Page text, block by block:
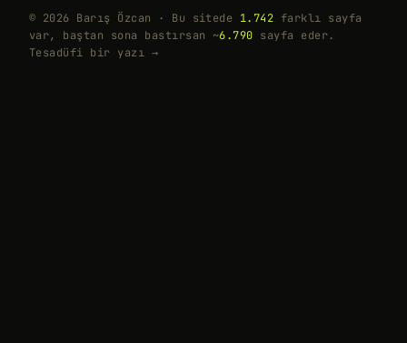
© 2026 Barış Özcan · Bu sitede 1.742 farklı sayfa
var, baştan sona bastırsan ~6.790 sayfa eder.
Tesadüfi bir yazı →